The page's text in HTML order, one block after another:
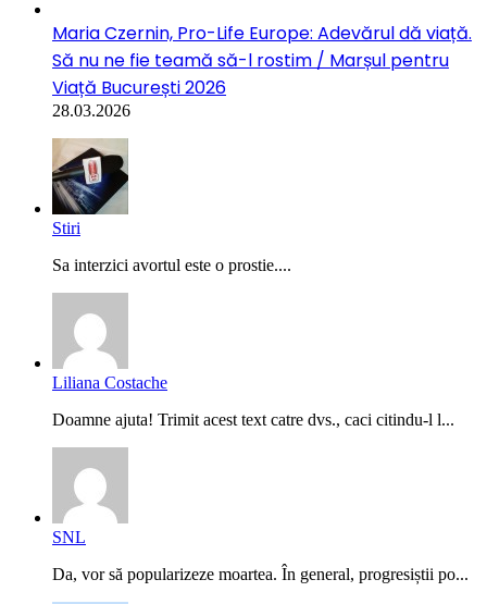
Maria Czernin, Pro-Life Europe: Adevărul dă viață.
Să nu ne fie teamă să-l rostim / Marșul pentru
Viață București 2026
28.03.2026
Stiri
Sa interzici avortul este o prostie....
Liliana Costache
Doamne ajuta! Trimit acest text catre dvs., caci citindu-l l...
SNL
Da, vor să popularizeze moartea. În general, progresiștii po...